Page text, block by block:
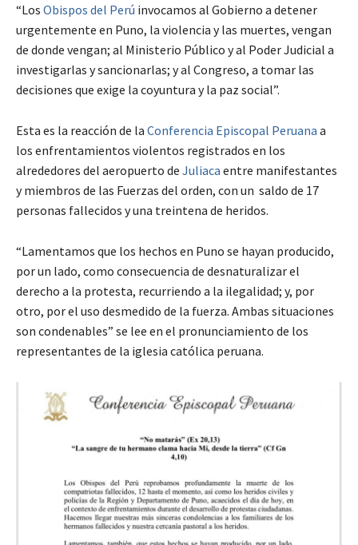
“Los Obispos del Perú invocamos al Gobierno a detener
urgentemente en Puno, la violencia y las muertes, vengan
de donde vengan; al Ministerio Público y al Poder Judicial a
investigarlas y sancionarlas; y al Congreso, a tomar las
decisiones que exige la coyuntura y la paz social”.
Esta es la reacción de la Conferencia Episcopal Peruana a
los enfrentamientos violentos registrados en los
alrededores del aeropuerto de Juliaca entre manifestantes
y miembros de las Fuerzas del orden, con un saldo de 17
personas fallecidos y una treintena de heridos.
“Lamentamos que los hechos en Puno se hayan producido,
por un lado, como consecuencia de desnaturalizar el
derecho a la protesta, recurriendo a la ilegalidad; y, por
otro, por el uso desmedido de la fuerza. Ambas situaciones
son condenables” se lee en el pronunciamiento de los
representantes de la iglesia católica peruana.